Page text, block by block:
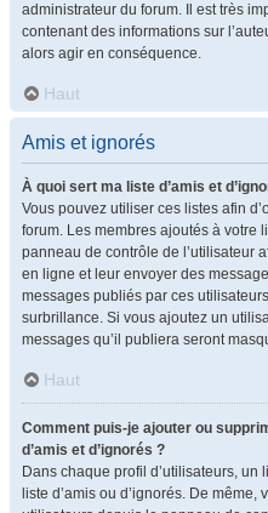
administrateur du forum. Il est très
contenant des informations sur
alors agir en conséquence.
Haut
Amis et ignorés
À quoi sert ma liste d’amis et
Vous pouvez utiliser ces listes afin
forum. Les membres ajoutés à votre
panneau de contrôle de l’utilisateur
en ligne et leur envoyer des
messages publiés par ces
surbrillance. Si vous ajoutez un
messages qu’il publiera seront
Haut
Comment puis-je ajouter ou
d’amis et d’ignorés ?
Dans chaque profil d’utilisateurs,
liste d’amis ou d’ignorés. De